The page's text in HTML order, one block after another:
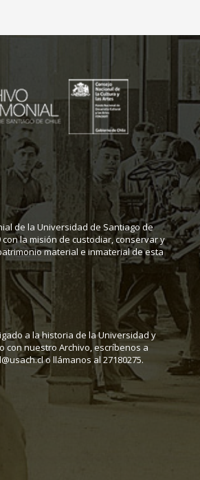
de la Universidad de Santiago de
con la misión de custodiar, conservar y
material e inmaterial de esta
a la historia de la Universidad y
con nuestro Archivo, escríbenos a
o llámanos al 27180275.